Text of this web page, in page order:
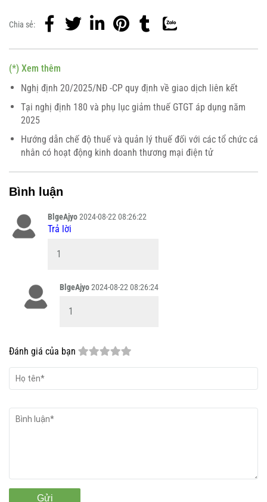
Chia sẻ:
(*) Xem thêm
Nghị định 20/2025/NĐ -CP quy định về giao dịch liên kết
Tại nghị định 180 và phụ lục giảm thuế GTGT áp dụng năm
2025
Hướng dẫn chế độ thuế và quản lý thuế đối với các tổ chức cá
nhân có hoạt động kinh doanh thương mại điện tử
Bình luận
BlgeAjyo2024-08-22 08:26:22
Trả lời
1
BlgeAjyo2024-08-22 08:26:24
1
Đánh giá của bạn
Gửi